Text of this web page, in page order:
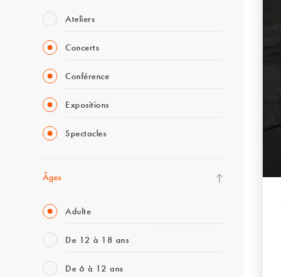
Ateliers
Concerts
Conférence
Expositions
Spectacles
Âges
Adulte
De 12 à 18 ans
De 6 à 12 ans